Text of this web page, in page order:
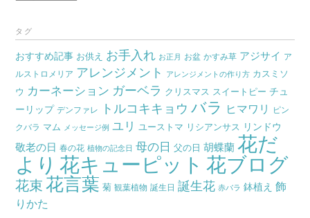
イ
ブ
タグ
おすすめ記事 お供え お手入れ お正月 お盆 かすみ草 アジサイ ア
ルストロメリア アレンジメント アレンジメントの作り方 カスミソ
ウ カーネーション ガーベラ クリスマス スイートピー チュ
ーリップ デンファレ トルコキキョウ バラ ヒマワリ
ピン
クバラ マム メッセージ例 ユリ ユーストマ リシアンサス リンドウ
敬老の日 春の花 植物の記念日 母の日 父の日 胡蝶蘭 花だ
より 花キューピット 花ブログ
花束 花言葉 菊 観葉植物 誕生日 誕生花 赤バラ 鉢植え 飾
りかた